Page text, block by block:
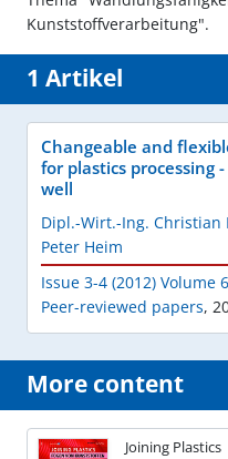
Kunststoffverarbeitung".
1 Artikel
Changeable and
for plastics processing
well
Dipl.-Wirt.-Ing. Christian
Peter Heim
Issue 3-4 (2012) Volume 6
Peer-reviewed papers,
More content
Joining Plastics